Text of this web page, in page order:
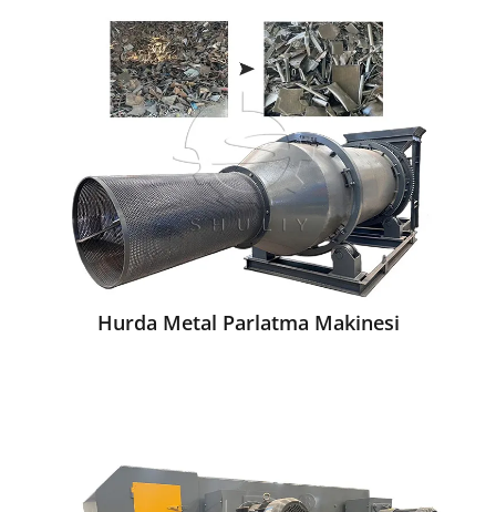
Hurda Metal Parlatma Makinesi